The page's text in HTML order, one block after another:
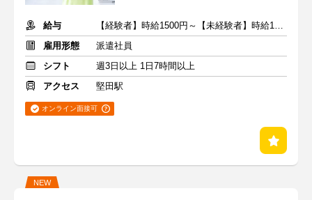
給与
【経験者】時給1500円～【未経験者】時給1400円～ ＋交通費
雇用形態
派遣社員
シフト
週3日以上 1日7時間以上
アクセス
堅田駅
オンライン面接可
NEW